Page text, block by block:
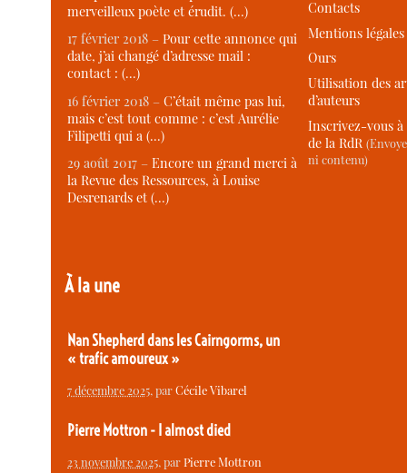
merveilleux poète et érudit. (…)
17 février 2018 –Pour cette annonce qui
date, j’ai changé d’adresse mail :
contact : (…)
16 février 2018 –C’était même pas lui,
mais c’est tout comme : c’est Aurélie
Filipetti qui a (…)
29 août 2017 –Encore un grand merci à
la Revue des Ressources, à Louise
Desrenards et (…)
À la une
Nan Shepherd dans les Cairngorms, un
« trafic amoureux »
7 décembre 2025, parCécile Vibarel
Pierre Mottron - I almost died
23 novembre 2025, parPierre Mottron
Contacts
Mentions légales
Ours
Utilisation des
d’auteurs
Inscrivez-vous
de la RdR
ni contenu)